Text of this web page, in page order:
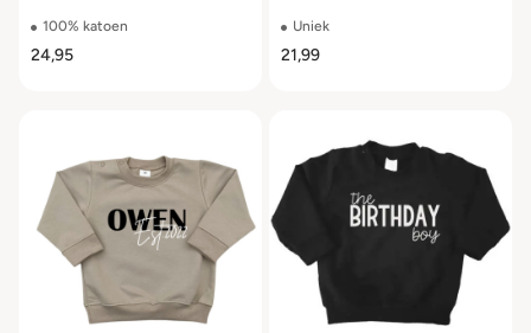
t/m 104
100% katoen
24,95
Uniek
21,99